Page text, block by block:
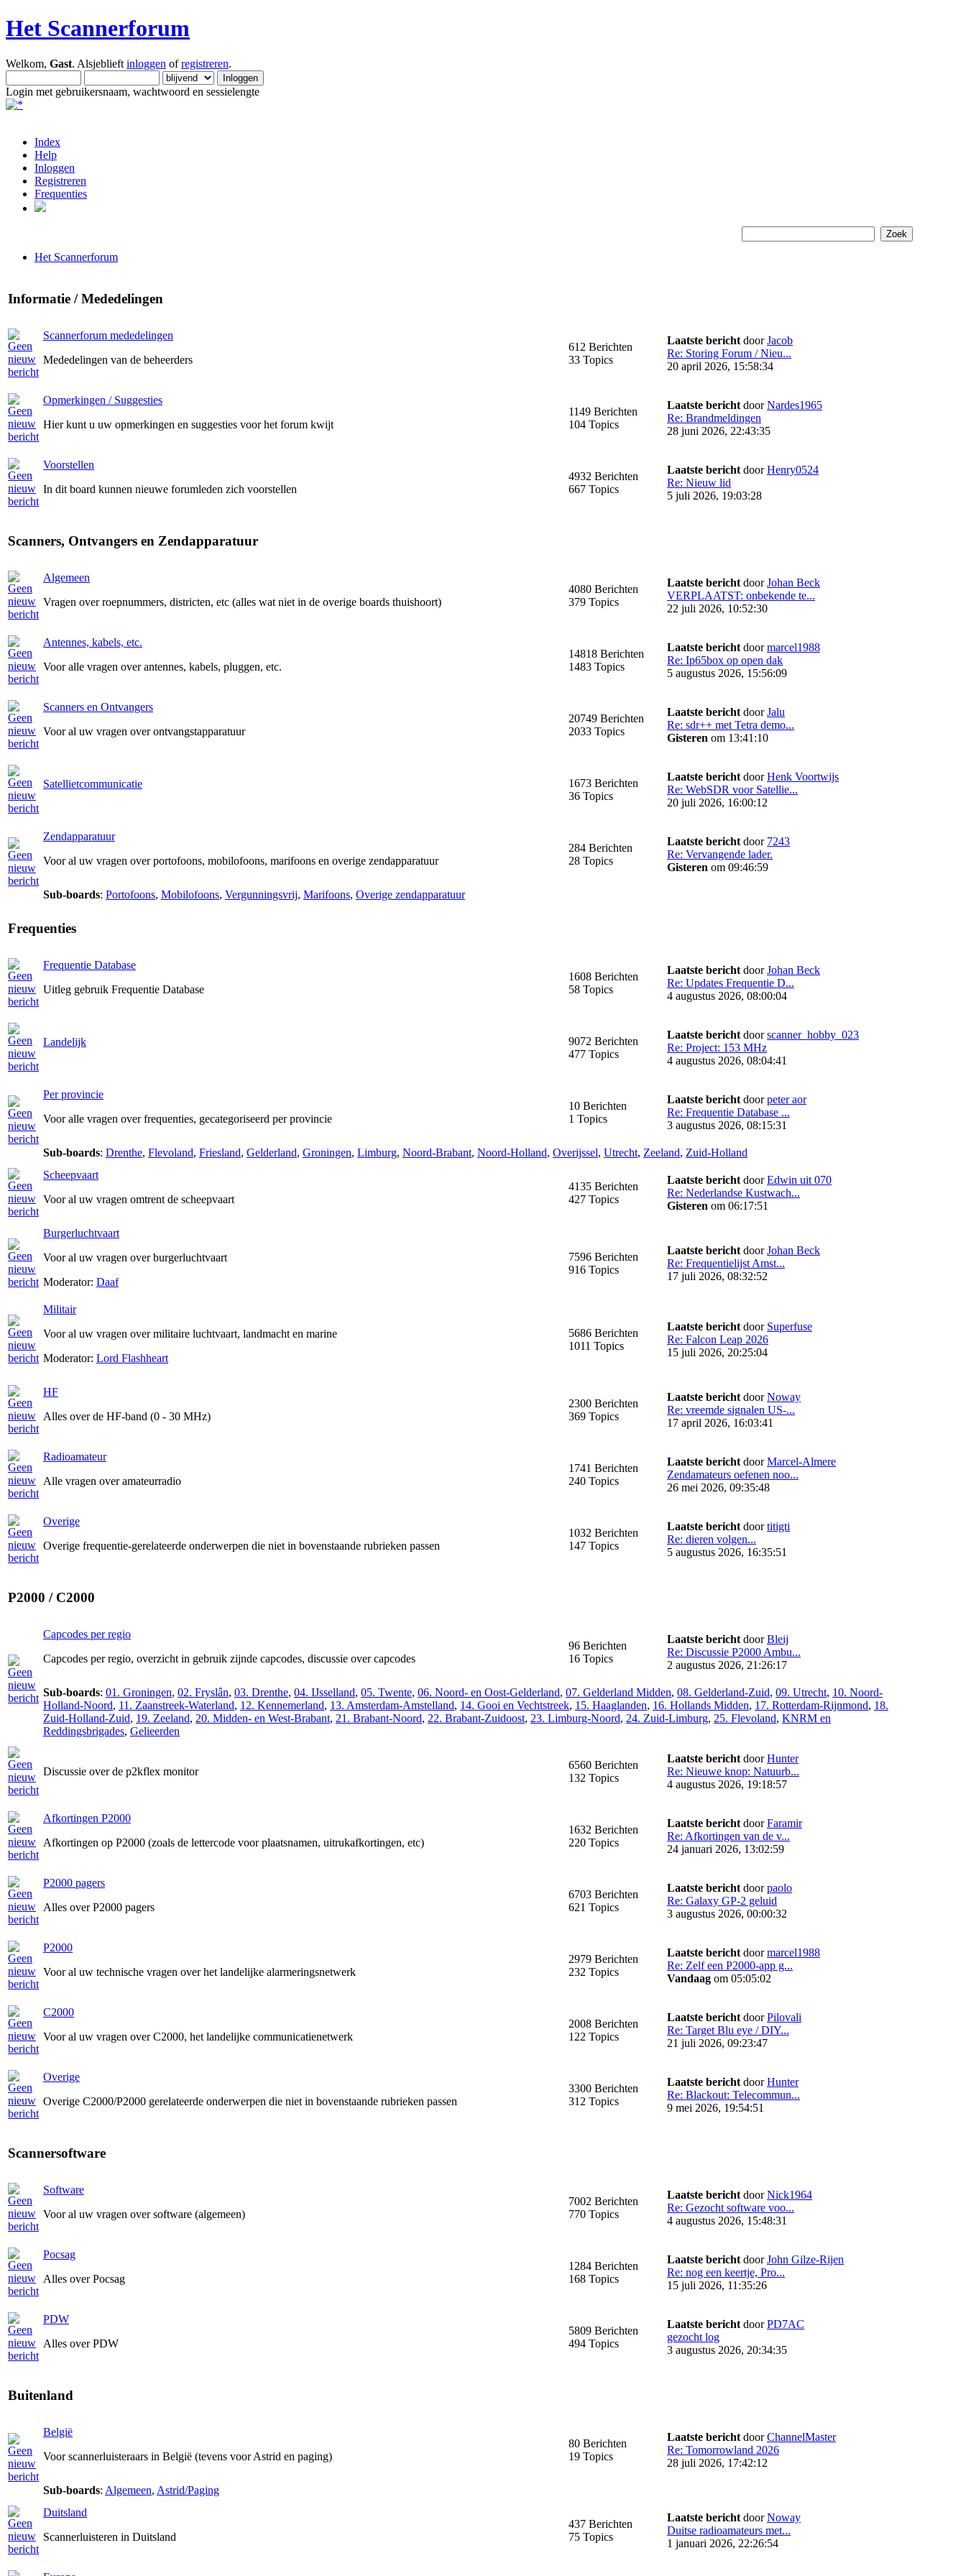
Het Scannerforum
Welkom, Gast. Alsjeblieft inloggen ofregistreren.
Login met gebruikersnaam, wachtwoord en sessielengte
Index
Help
Inloggen
Registreren
Frequenties
Het Scannerforum
Informatie / Mededelingen
Scannerforum mededelingen
Mededelingen van de beheerders
612 Berichten
33 Topics
Laatste bericht doorJacob
Re: Storing Forum / Nieu...
20 april 2026, 15:58:34
Opmerkingen / Suggesties
Hier kunt u uw opmerkingen en suggesties voor het forum kwijt
1149 Berichten
104 Topics
Laatste bericht doorNardes1965
Re: Brandmeldingen
28 juni 2026, 22:43:35
Voorstellen
In dit board kunnen nieuwe forumleden zich voorstellen
4932 Berichten
667 Topics
Laatste bericht doorHenry0524
Re: Nieuw lid
5 juli 2026, 19:03:28
Scanners, Ontvangers en Zendapparatuur
Algemeen
Vragen over roepnummers, districten, etc (alles wat niet in de overige boards thuishoort)
4080 Berichten
379 Topics
Laatste bericht doorJohan Beck
VERPLAATST: onbekende te...
22 juli 2026, 10:52:30
Antennes, kabels, etc.
Voor alle vragen over antennes, kabels, pluggen, etc.
14818 Berichten
1483 Topics
Laatste bericht doormarcel1988
Re: Ip65box op open dak
5 augustus 2026, 15:56:09
Scanners en Ontvangers
Voor al uw vragen over ontvangstapparatuur
20749 Berichten
2033 Topics
Laatste bericht doorJalu
Re: sdr++ met Tetra demo...
Gisteren om 13:41:10
Satellietcommunicatie
1673 Berichten
36 Topics
Laatste bericht doorHenk Voortwijs
Re: WebSDR voor Satellie...
20 juli 2026, 16:00:12
Zendapparatuur
Voor al uw vragen over portofoons, mobilofoons, marifoons en overige zendapparatuur
284 Berichten
28 Topics
Laatste bericht door 7243
Re: Vervangende lader.
Gisteren om 09:46:59
Sub-boards: Portofoons, Mobilofoons, Vergunningsvrij, Marifoons, Overige zendapparatuur
Frequenties
Frequentie Database
Uitleg gebruik Frequentie Database
1608 Berichten
58 Topics
Laatste bericht doorJohan Beck
Re: Updates Frequentie D...
4 augustus 2026, 08:00:04
Landelijk
9072 Berichten
477 Topics
Laatste bericht doorscanner_hobby_023
Re: Project: 153 MHz
4 augustus 2026, 08:04:41
Per provincie
Voor alle vragen over frequenties, gecategoriseerd per provincie
10 Berichten
1 Topics
Laatste bericht doorpeter aor
Re: Frequentie Database ...
3 augustus 2026, 08:15:31
Sub-boards: Drenthe, Flevoland, Friesland, Gelderland, Groningen, Limburg, Noord-Brabant, Noord-Holland, Overijssel, Utrecht, Zeeland, Zuid-Holland
Scheepvaart
Voor al uw vragen omtrent de scheepvaart
4135 Berichten
427 Topics
Laatste bericht doorEdwin uit 070
Re: Nederlandse Kustwach...
Gisteren om 06:17:51
Burgerluchtvaart
Voor al uw vragen over burgerluchtvaart
Moderator: Daaf
7596 Berichten
916 Topics
Laatste bericht doorJohan Beck
Re: Frequentielijst Amst...
17 juli 2026, 08:32:52
Militair
Voor al uw vragen over militaire luchtvaart, landmacht en marine
Moderator: Lord Flashheart
5686 Berichten
1011 Topics
Laatste bericht door Superfuse
Re: Falcon Leap 2026
15 juli 2026, 20:25:04
HF
Alles over de HF-band (0 - 30 MHz)
2300 Berichten
369 Topics
Laatste bericht doorNoway
Re: vreemde signalen US-...
17 april 2026, 16:03:41
Radioamateur
Alle vragen over amateurradio
1741 Berichten
240 Topics
Laatste bericht doorMarcel-Almere
Zendamateurs oefenen noo...
26 mei 2026, 09:35:48
Overige
Overige frequentie-gerelateerde onderwerpen die niet in bovenstaande rubrieken passen
1032 Berichten
147 Topics
Laatste bericht doortitigti
Re: dieren volgen...
5 augustus 2026, 16:35:51
P2000 / C2000
Capcodes per regio
Capcodes per regio, overzicht in gebruik zijnde capcodes, discussie over capcodes
96 Berichten
16 Topics
Laatste bericht doorBleij
Re: Discussie P2000 Ambu...
2 augustus 2026, 21:26:17
Sub-boards: 01. Groningen, 02. Fryslân, 03. Drenthe, 04. IJsselland, 05. Twente, 06. Noord- en Oost-Gelderland, 07. Gelderland Midden, 08. Gelderland-Zuid, 09. Utrecht, 10. Noord-
Holland-Noord, 11. Zaanstreek-Waterland, 12. Kennemerland, 13. Amsterdam-Amstelland, 14. Gooi en Vechtstreek, 15. Haaglanden, 16. Hollands Midden, 17. Rotterdam-Rijnmond, 18.
Zuid-Holland-Zuid, 19. Zeeland, 20. Midden- en West-Brabant, 21. Brabant-Noord, 22. Brabant-Zuidoost, 23. Limburg-Noord, 24. Zuid-Limburg, 25. Flevoland, KNRM en
Reddingsbrigades, Gelieerden
Discussie over de p2kflex monitor
6560 Berichten
132 Topics
Laatste bericht doorHunter
Re: Nieuwe knop: Natuurb...
4 augustus 2026, 19:18:57
Afkortingen P2000
Afkortingen op P2000 (zoals de lettercode voor plaatsnamen, uitrukafkortingen, etc)
1632 Berichten
220 Topics
Laatste bericht doorFaramir
Re: Afkortingen van de v...
24 januari 2026, 13:02:59
P2000 pagers
Alles over P2000 pagers
6703 Berichten
621 Topics
Laatste bericht doorpaolo
Re: Galaxy GP-2 geluid
3 augustus 2026, 00:00:32
P2000
Voor al uw technische vragen over het landelijke alarmeringsnetwerk
2979 Berichten
232 Topics
Laatste bericht doormarcel1988
Re: Zelf een P2000-app g...
Vandaag om 05:05:02
C2000
Voor al uw vragen over C2000, het landelijke communicatienetwerk
2008 Berichten
122 Topics
Laatste bericht doorPilovali
Re: Target Blu eye / DIY...
21 juli 2026, 09:23:47
Overige
Overige C2000/P2000 gerelateerde onderwerpen die niet in bovenstaande rubrieken passen
3300 Berichten
312 Topics
Laatste bericht doorHunter
Re: Blackout: Telecommun...
9 mei 2026, 19:54:51
Scannersoftware
Software
Voor al uw vragen over software (algemeen)
7002 Berichten
770 Topics
Laatste bericht doorNick1964
Re: Gezocht software voo...
4 augustus 2026, 15:48:31
Pocsag
Alles over Pocsag
1284 Berichten
168 Topics
Laatste bericht doorJohn Gilze-Rijen
Re: nog een keertje, Pro...
15 juli 2026, 11:35:26
PDW
Alles over PDW
5809 Berichten
494 Topics
Laatste bericht doorPD7AC
gezocht log
3 augustus 2026, 20:34:35
Buitenland
België
Voor scannerluisteraars in België (tevens voor Astrid en paging)
80 Berichten
19 Topics
Laatste bericht doorChannelMaster
Re: Tomorrowland 2026
28 juli 2026, 17:42:12
Sub-boards: Algemeen, Astrid/Paging
Duitsland
Scannerluisteren in Duitsland
437 Berichten
75 Topics
Laatste bericht doorNoway
Duitse radioamateurs met...
1 januari 2026, 22:26:54